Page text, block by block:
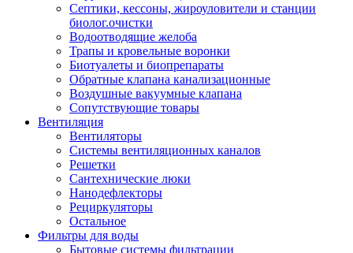
Септики, кессоны, жироуловители и станции
биолог.очистки
Водоотводящие желоба
Трапы и кровельные воронки
Биотуалеты и биопрепараты
Обратные клапана канализационные
Воздушные вакуумные клапана
Сопутствующие товары
Вентиляция
Вентиляторы
Системы вентиляционных каналов
Решетки
Сантехнические люки
Нанодефлекторы
Рециркуляторы
Остальное
Фильтры для воды
Бытовые системы фильтрации